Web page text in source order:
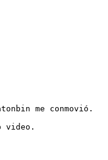
me conmovió.
video.